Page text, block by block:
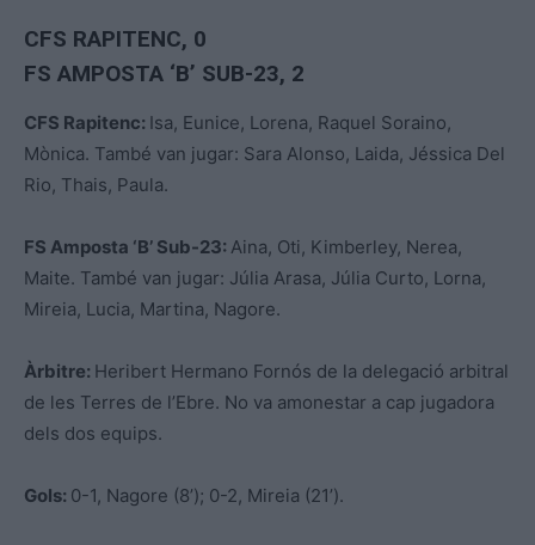
CFS RAPITENC, 0
FS AMPOSTA ‘B’ SUB-23, 2
CFS Rapitenc: Isa, Eunice, Lorena, Raquel Soraino,
Mònica. També van jugar: Sara Alonso, Laida, Jéssica Del
Rio, Thais, Paula.
FS Amposta ‘B’ Sub-23: Aina, Oti, Kimberley, Nerea,
Maite. També van jugar: Júlia Arasa, Júlia Curto, Lorna,
Mireia, Lucia, Martina, Nagore.
Àrbitre: Heribert Hermano Fornós de la delegació arbitral
de les Terres de l’Ebre. No va amonestar a cap jugadora
dels dos equips.
Gols: 0-1, Nagore (8’); 0-2, Mireia (21’).